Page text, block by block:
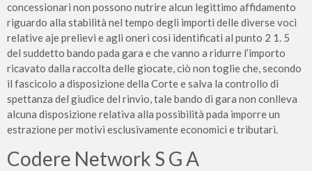
concessionari non possono nutrire alcun legittimo affidamento
riguardo alla stabilità nel tempo degli importi delle diverse voci
relative aje prelievi e agli oneri così identificati al punto 2 1. 5
del suddetto bando pada gara e che vanno a ridurre l’importo
ricavato dalla raccolta delle giocate, ciò non toglie che, secondo
il fascicolo a disposizione della Corte e salva la controllo di
spettanza del giudice del rinvio, tale bando di gara non conlleva
alcuna disposizione relativa alla possibilità pada imporre un
estrazione per motivi esclusivamente economici e tributari.
Codere Network S G A